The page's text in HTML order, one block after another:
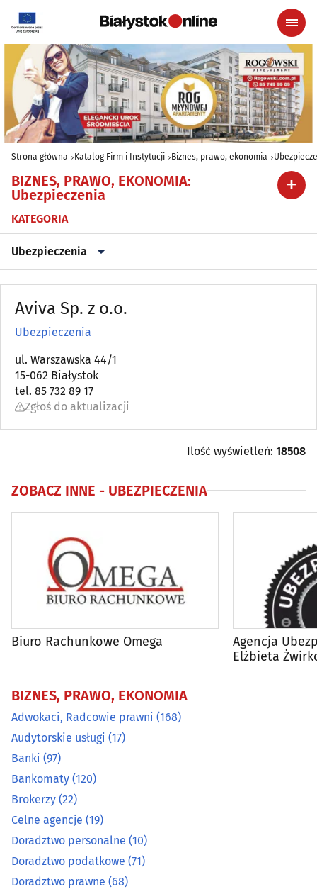
Strona główna Katalog Firm i Instytucji Biznes, prawo, ekonomia
BIZNES, PRAWO, EKONOMIA:
Ubezpieczenia
KATEGORIA
Ubezpieczenia
Adwokaci, Radcowie prawni(168)
Banki(97)
Bankomaty(120)
Brokerzy(22)
Doradztwo podatkowe
Doradztwo prawne(68)
Doradztwo wizowe (4)
Kantory(14)
Konsulting
Leasing (18)
Ochrona danych osobowych
Odszkodowania(29)
Aviva Sp. z o.o.
Ubezpieczenia
ul. Warszawska 44/1
15-062 Białystok
tel. 85 732 89 17
Zgłoś do aktualizacji
Ilość wyświetleń: 18508
ZOBACZ INNE - UBEZPIECZENIA
Biuro Rachunkowe Omega
Agencja
Elżbieta
BIZNES, PRAWO, EKONOMIA
Adwokaci, Radcowie prawni (168)
Audytorskie usługi (17)
Banki (97)
Bankomaty (120)
Brokerzy (22)
Celne agencje (19)
Doradztwo personalne (10)
Doradztwo podatkowe (71)
Doradztwo prawne (68)